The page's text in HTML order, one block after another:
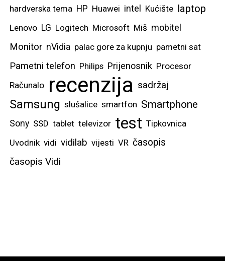
hardverska tema HP Huawei intel Kućište laptop
Lenovo LG Logitech Microsoft Miš mobitel
Monitor nVidia palac gore za kupnju pametni sat
Pametni telefon Philips Prijenosnik Procesor
Računalo recenzija sadržaj
Samsung slušalice smartfon Smartphone
Sony SSD tablet televizor test Tipkovnica
Uvodnik vidi vidilab vijesti VR časopis
časopis Vidi